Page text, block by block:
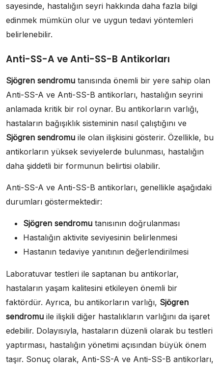
sayesinde, hastalığın seyri hakkında daha fazla bilgi
edinmek mümkün olur ve uygun tedavi yöntemleri
belirlenebilir.
Anti-SS-A ve Anti-SS-B Antikorları
Sjögren sendromu tanısında önemli bir yere sahip olan
Anti-SS-A ve Anti-SS-B antikorları, hastalığın seyrini
anlamada kritik bir rol oynar. Bu antikorların varlığı,
hastaların bağışıklık sisteminin nasıl çalıştığını ve
Sjögren sendromu ile olan ilişkisini gösterir. Özellikle, bu
antikorların yüksek seviyelerde bulunması, hastalığın
daha şiddetli bir formunun belirtisi olabilir.
Anti-SS-A ve Anti-SS-B antikorları, genellikle aşağıdaki
durumları göstermektedir:
Sjögren sendromu tanısının doğrulanması
Hastalığın aktivite seviyesinin belirlenmesi
Hastanın tedaviye yanıtının değerlendirilmesi
Laboratuvar testleri ile saptanan bu antikorlar,
hastaların yaşam kalitesini etkileyen önemli bir
faktördür. Ayrıca, bu antikorların varlığı, Sjögren
sendromu ile ilişkili diğer hastalıkların varlığını da işaret
edebilir. Dolayısıyla, hastaların düzenli olarak bu testleri
yaptırması, hastalığın yönetimi açısından büyük önem
taşır. Sonuç olarak, Anti-SS-A ve Anti-SS-B antikorları,